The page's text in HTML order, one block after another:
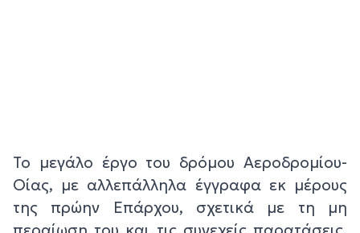
Το μεγάλο έργο του δρόμου Αεροδρομίου-
Οίας, με αλλεπάλληλα έγγραφα εκ μέρους
της πρώην Επάρχου, σχετικά με τη μη